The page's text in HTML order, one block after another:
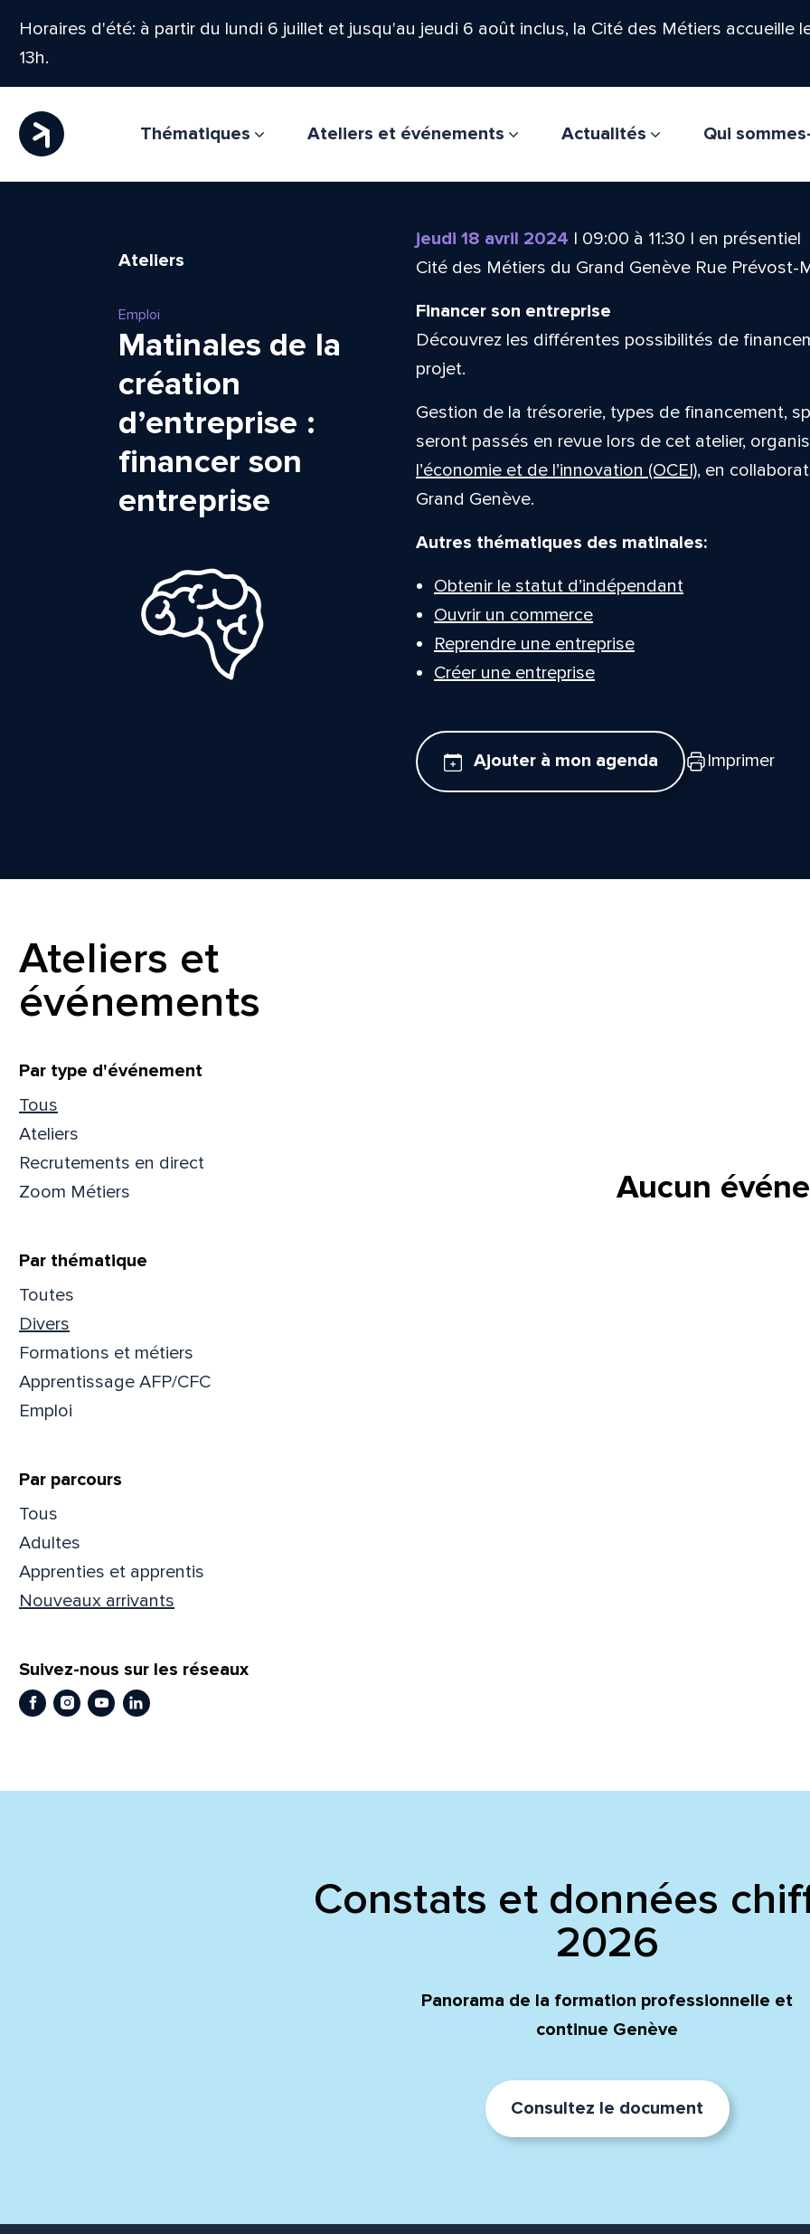
Horaires d'été: à partir du lundi 6 juillet et jusqu'au jeudi 6 août inclus, la Cité des Métiers accueille
13h.
Thématiques Ateliers et événements Actualités
Qui
Ateliers
Emploi
Matinales de la
création
d’entreprise :
financer son
entreprise
jeudi 18 avril 2024 | 09:00 à 11:30 | en présentiel
Cité des Métiers du Grand Genève Rue Prévost-
Financer son entreprise
Découvrez les différentes possibilités de
projet.
Gestion de la trésorerie, types de financement,
seront passés en revue lors de cet atelier,
l’économie et de l’innovation (OCEI), en
Grand Genève.
Autres thématiques des matinales:
Obtenir le statut d’indépendant
Ouvrir un commerce
Reprendre une entreprise
Créer une entreprise
Ajouter à mon agenda Imprimer
Ateliers et
événements
Filtrer
Par type d'événement
Tous
Ateliers
Recrutements en direct
Zoom Métiers
Par thématique
Toutes
Divers
Formations et métiers
Apprentissage AFP/CFC
Emploi
Par parcours
Tous
Adultes
Apprenties et apprentis
Nouveaux arrivants
Suivez-nous sur les réseaux
Facebook
Instagram
YoutubeLinkedIn
Aucun
Constats et données
2026
Panorama de la formation professionnelle et
continue Genève
Consultez le document